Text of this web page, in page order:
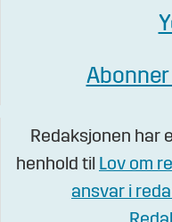
Redaksjonen har
henhold til Lov om
ansvar i